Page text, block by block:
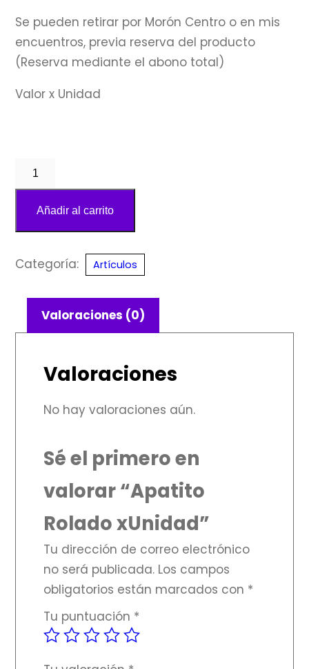
Se pueden retirar por Morón Centro o en mis
encuentros, previa reserva del producto
(Reserva mediante el abono total)
Valor x Unidad
Apatito
Rolado
xUnidad
cantidad
Añadir al carrito
Categoría: Artículos
Valoraciones (0)
Valoraciones
No hay valoraciones aún.
Sé el primero en
valorar “Apatito
Rolado xUnidad”
Tu dirección de correo electrónico
no será publicada. Los campos
obligatorios están marcados con *
Tu puntuación *